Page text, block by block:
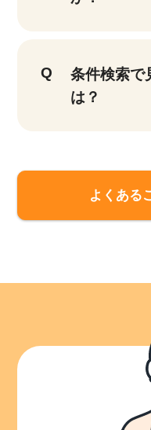
条件検索で
は？
よくある
9,860